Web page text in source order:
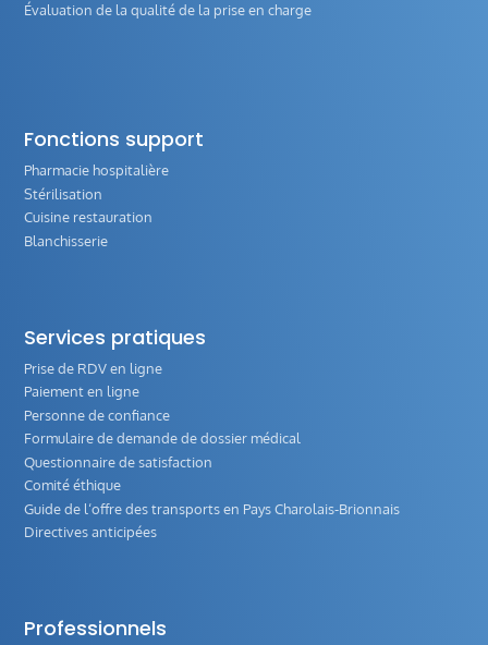
Évaluation de la qualité de la prise en charge
Fonctions support
Pharmacie hospitalière
Stérilisation
Cuisine restauration
Blanchisserie
Services pratiques
Prise de RDV en ligne
Paiement en ligne
Personne de confiance
Formulaire de demande de dossier médical
Questionnaire de satisfaction
Comité éthique
Guide de l‘offre des transports en Pays Charolais-Brionnais
Directives anticipées
Professionnels